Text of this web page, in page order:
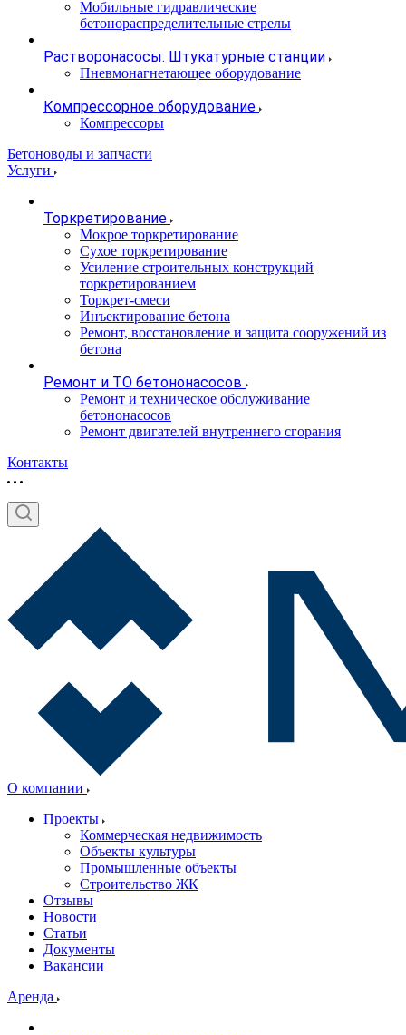
Мобильные гидравлические
бетонораспределительные стрелы
Растворонасосы. Штукатурные станции
Пневмонагнетающее оборудование
Компрессорное оборудование
Компрессоры
Бетоноводы и запчасти
Услуги
Торкретирование
Мокрое торкретирование
Сухое торкретирование
Усиление строительных конструкций
торкретированием
Торкрет-смеси
Инъектирование бетона
Ремонт, восстановление и защита сооружений из
бетона
Ремонт и ТО бетононасосов
Ремонт и техническое обслуживание
бетононасосов
Ремонт двигателей внутреннего сгорания
Контакты
О компании
Проекты
Коммерческая недвижимость
Объекты культуры
Промышленные объекты
Строительство ЖК
Отзывы
Новости
Статьи
Документы
Вакансии
Аренда